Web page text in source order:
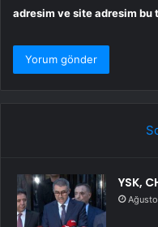
adresim ve site adresim bu
YSK,